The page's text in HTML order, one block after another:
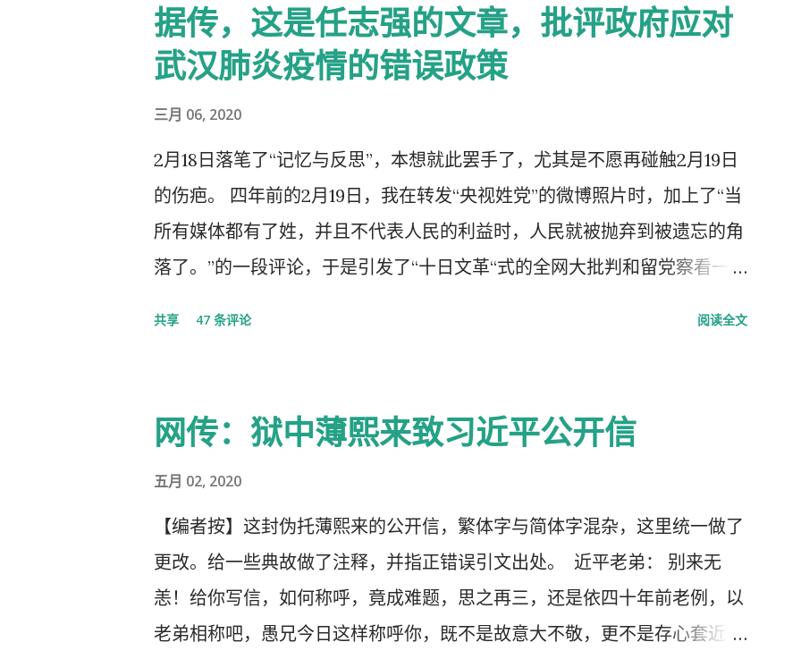
据传，这是任志强的文章，批评政府应对
武汉肺炎疫情的错误政策
三月 06, 2020
2月18日落笔了“记忆与反思”，本想就此罢手了，尤其是不愿再碰触2月19日
的伤疤。 四年前的2月19日，我在转发“央视姓党”的微博照片时，加上了“当
所有媒体都有了姓，并且不代表人民的利益时，人民就被抛弃到被遗忘的角
落了。”的一段评论，于是引发了“十日文革“式的全网大批判和留党察看一年
实的真相，剩下的就是人民的生命被病毒和体制的重病共同伤害的结果。
几天之后媒体上、网络上疯传着2月23日中央召开全国上下约17万人参加的
大会，被称为中国历史上参加人数最多的中央大会。且远胜于当年七千人的
庐山会议的规模，有着比七千人大会更重要的现实意义，也被称为是一次伟
大的会议。 网上许多人在用各种方式吹嘘和吹捧这次大会的伟大意义，并
且格外的强调这次会议中最重要的党的主席的长篇讲话，是一个鼓舞人心、
英明正确的战略部署，为世界指明了防治疫情的方向，号召用举国体制的力
共享 47 条评论 阅读全文
网传：狱中薄熙来致习近平公开信
五月 02, 2020
【编者按】这封伪托薄熙来的公开信，繁体字与简体字混杂，这里统一做了
更改。给一些典故做了注释，并指正错误引文出处。 近平老弟： 别来无
恙！给你写信，如何称呼，竟成难题，思之再三，还是依四十年前老例，以
老弟相称吧，愚兄今日这样称呼你，既不是故意大不敬，更不是存心套近